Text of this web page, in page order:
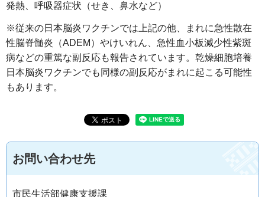
発熱、呼吸器症状（せき、鼻水など）
※従来の日本脳炎ワクチンでは上記の他、まれに急性散在
性脳脊髄炎（ADEM）やけいれん、急性血小板減少性紫斑
病などの重篤な副反応も報告されています。乾燥細胞培養
日本脳炎ワクチンでも同様の副反応がまれに起こる可能性
もあります。
お問い合わせ先
市民生活部健康支援課